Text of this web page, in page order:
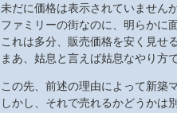
未だに価格は表示されていません
ファミリーの街なのに、明らかに
これは多分、販売価格を安く見せ
まあ、姑息と言えば姑息なやり方
この先、前述の理由によって新築
しかし、それで売れるかどうかは